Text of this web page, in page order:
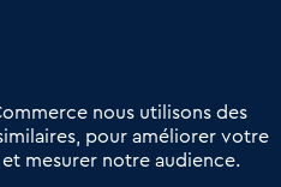
nous utilisons des
pour améliorer votre
mesurer notre audience.